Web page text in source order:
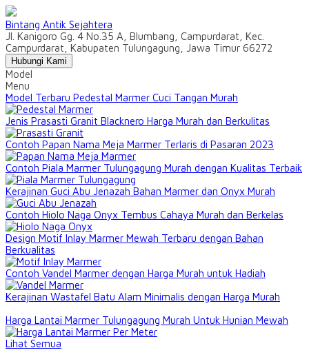
Bintang Antik Sejahtera
Jl. Kanigoro Gg. 4 No.35 A, Blumbang, Campurdarat, Kec.
Campurdarat, Kabupaten Tulungagung, Jawa Timur 66272
Hubungi Kami
Model
Menu
Model Terbaru Pedestal Marmer Cuci Tangan Murah
Jenis Prasasti Granit Blacknero Harga Murah dan Berkulitas
Contoh Papan Nama Meja Marmer Terlaris di Pasaran 2023
Contoh Piala Marmer Tulungagung Murah dengan Kualitas Terbaik
Kerajinan Guci Abu Jenazah Bahan Marmer dan Onyx Murah
Contoh Hiolo Naga Onyx Tembus Cahaya Murah dan Berkelas
Design Motif Inlay Marmer Mewah Terbaru dengan Bahan
Berkualitas
Contoh Vandel Marmer dengan Harga Murah untuk Hadiah
Kerajinan Wastafel Batu Alam Minimalis dengan Harga Murah
Harga Lantai Marmer Tulungagung Murah Untuk Hunian Mewah
Lihat Semua